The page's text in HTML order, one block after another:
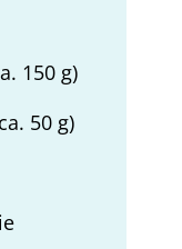
150 g)
50 g)